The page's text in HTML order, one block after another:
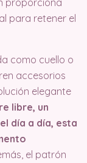
para retener el
como cuello o
accesorios
elegante
libre, un
día a día, esta
el patrón